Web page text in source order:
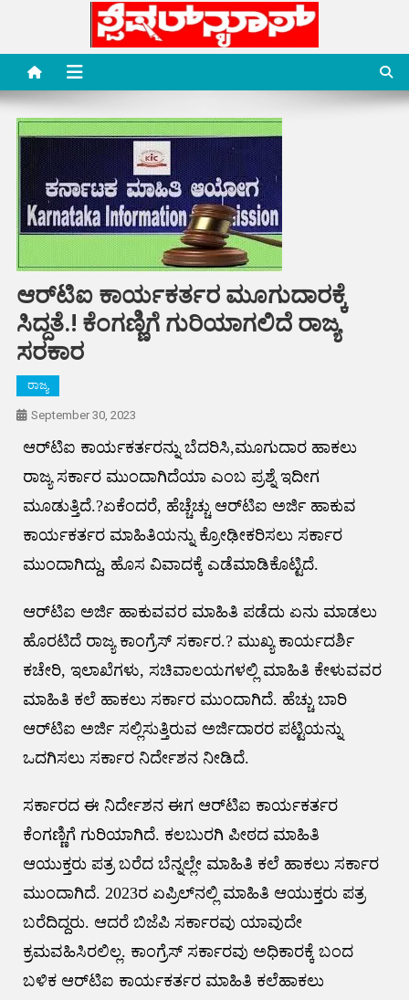
content
Special News Media
Special News Media
ಆರ್‌ಟಿಐ ಕಾರ್ಯಕರ್ತರ ಮೂಗುದಾರಕ್ಕೆ
ಸಿದ್ದತೆ.! ಕೆಂಗಣ್ಣಿಗೆ ಗುರಿಯಾಗಲಿದೆ ರಾಜ್ಯ
ಸರಕಾರ
ರಾಜ್ಯ
September 30, 2023
ಆರ್‌ಟಿಐ ಕಾರ್ಯಕರ್ತರನ್ನು ಬೆದರಿಸಿ,ಮೂಗುದಾರ ಹಾಕಲು
ರಾಜ್ಯ ಸರ್ಕಾರ ಮುಂದಾಗಿದೆಯಾ ಎಂಬ ಪ್ರಶ್ನೆ ಇದೀಗ
ಮೂಡುತ್ತಿದೆ.?ಏಕೆಂದರೆ, ಹೆಚ್ಚೆಚ್ಚು ಆರ್‌ಟಿಐ ಅರ್ಜಿ ಹಾಕುವ
ಕಾರ್ಯಕರ್ತರ ಮಾಹಿತಿಯನ್ನು ಕ್ರೋಢೀಕರಿಸಲು ಸರ್ಕಾರ
ಮುಂದಾಗಿದ್ದು, ಹೊಸ ವಿವಾದಕ್ಕೆ ಎಡೆಮಾಡಿಕೊಟ್ಟಿದೆ.
ಆರ್‌ಟಿಐ ಅರ್ಜಿ ಹಾಕುವವರ ಮಾಹಿತಿ ಪಡೆದು ಏನು ಮಾಡಲು
ಹೊರಟಿದೆ ರಾಜ್ಯ ಕಾಂಗ್ರೆಸ್ ಸರ್ಕಾರ.? ಮುಖ್ಯ ಕಾರ್ಯದರ್ಶಿ
ಕಚೇರಿ, ಇಲಾಖೆಗಳು, ಸಚಿವಾಲಯಗಳಲ್ಲಿ ಮಾಹಿತಿ ಕೇಳುವವರ
ಮಾಹಿತಿ ಕಲೆ ಹಾಕಲು ಸರ್ಕಾರ ಮುಂದಾಗಿದೆ. ಹೆಚ್ಚು ಬಾರಿ
ಆರ್‌ಟಿಐ ಅರ್ಜಿ ಸಲ್ಲಿಸುತ್ತಿರುವ ಅರ್ಜಿದಾರರ ಪಟ್ಟಿಯನ್ನು
ಒದಗಿಸಲು ಸರ್ಕಾರ ನಿರ್ದೇಶನ ನೀಡಿದೆ.
ಸರ್ಕಾರದ ಈ ನಿರ್ದೇಶನ ಈಗ ಆರ್‌ಟಿಐ ಕಾರ್ಯಕರ್ತರ
ಕೆಂಗಣ್ಣಿಗೆ ಗುರಿಯಾಗಿದೆ. ಕಲಬುರಗಿ ಪೀಠದ ಮಾಹಿತಿ
ಆಯುಕ್ತರು ಪತ್ರ ಬರೆದ ಬೆನ್ನಲ್ಲೇ ಮಾಹಿತಿ ಕಲೆ ಹಾಕಲು ಸರ್ಕಾರ
ಮುಂದಾಗಿದೆ. 2023ರ ಏಪ್ರಿಲ್‌ನಲ್ಲಿ ಮಾಹಿತಿ ಆಯುಕ್ತರು ಪತ್ರ
ಬರೆದಿದ್ದರು. ಆದರೆ ಬಿಜೆಪಿ ಸರ್ಕಾರವು ಯಾವುದೇ
ಕ್ರಮವಹಿಸಿರಲಿಲ್ಲ. ಕಾಂಗ್ರೆಸ್ ಸರ್ಕಾರವು ಅಧಿಕಾರಕ್ಕೆ ಬಂದ
ಬಳಿಕ ಆರ್‌ಟಿಐ ಕಾರ್ಯಕರ್ತರ ಮಾಹಿತಿ ಕಲೆಹಾಕಲು